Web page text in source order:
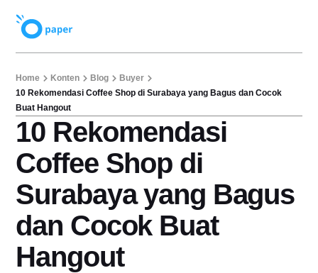
Home Konten Blog
Buyer
10 Rekomendasi Coffee Shop di Surabaya yang Bagus dan Cocok
Buat Hangout
10 Rekomendasi
Coffee Shop di
Surabaya yang Bagus
dan Cocok Buat
Hangout